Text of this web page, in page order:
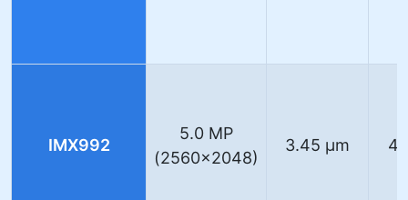
IMX992
5.0 MP
(2560×2048)
3.45 µm